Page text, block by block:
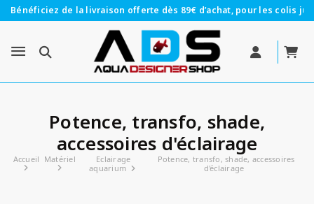
Bénéficiez de la livraison offerte dès 89€ d’achat, pour les colis
Potence, transfo, shade,
accessoires d'éclairage
Accueil Matériel
Eclairage
aquarium
Potence, transfo, shade, accessoires
d'éclairage